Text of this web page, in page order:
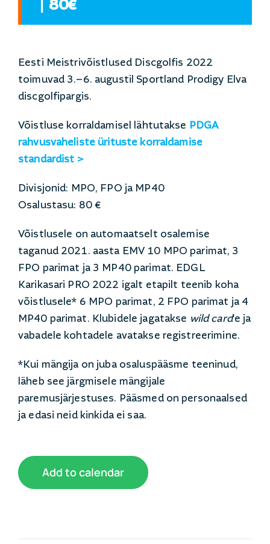
80€
Eesti Meistrivõistlused Discgolfis 2022
toimuvad 3.–6. augustil Sportland Prodigy Elva
discgolfipargis.
Võistluse korraldamisel lähtutakse PDGA
rahvusvaheliste ürituste korraldamise
standardist >
Divisjonid: MPO, FPO ja MP40
Osalustasu: 80 €
Võistlusele on automaatselt osalemise
taganud 2021. aasta EMV 10 MPO parimat, 3
FPO parimat ja 3 MP40 parimat. EDGL
Karikasari PRO 2022 igalt etapilt teenib koha
võistlusele* 6 MPO parimat, 2 FPO parimat ja 4
MP40 parimat. Klubidele jagatakse wild card‘e ja
vabadele kohtadele avatakse registreerimine.
*Kui mängija on juba osaluspääsme teeninud,
läheb see järgmisele mängijale
paremusjärjestuses. Pääsmed on personaalsed
ja edasi neid kinkida ei saa.
Add to calendar